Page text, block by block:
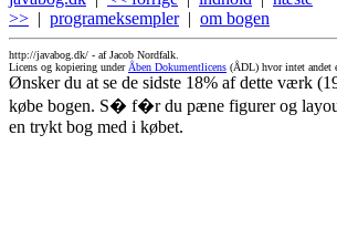
>> | programeksempler| om bogen
http://javabog.dk/ - af Jacob Nordfalk.
Licens og kopiering under Åben Dokumentlicens (ÅDL) hvor intet andet
Ønsker du at se de sidste 18% af dette værk
købe bogen. S� f�r du pæne figurer og
en trykt bog med i købet.